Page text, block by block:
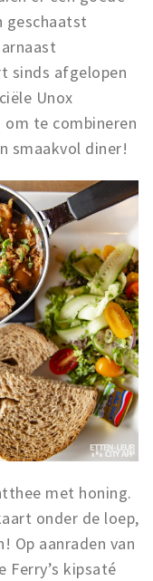
geschaatst
sinds afgelopen
Unox
om te combineren
smaakvol diner!
met honing.
onder de loep,
Op aanraden van
Ferry’s kipsaté